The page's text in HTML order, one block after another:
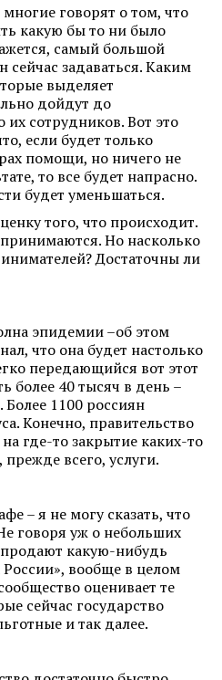
говорят о том, что
какую бы то ни было
самый большой
задаваться. Каким
выделяет
дойдут до
сотрудников. Вот это
если будет только
помощи, но ничего не
то все будет напрасно.
будет уменьшаться.
того, что происходит.
Но насколько
Достаточны ли
эпидемии –об этом
что она будет настолько
передающийся вот этот
более 40 тысяч в день –
Более 1100 россиян
Конечно, правительство
где-то закрытие каких-то
всего, услуги.
– я не могу сказать, что
говоря уж о небольших
какую-нибудь
вообще в целом
оценивает те
сейчас государство
и так далее.